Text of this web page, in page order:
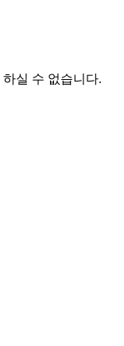
실 수 없습니다.